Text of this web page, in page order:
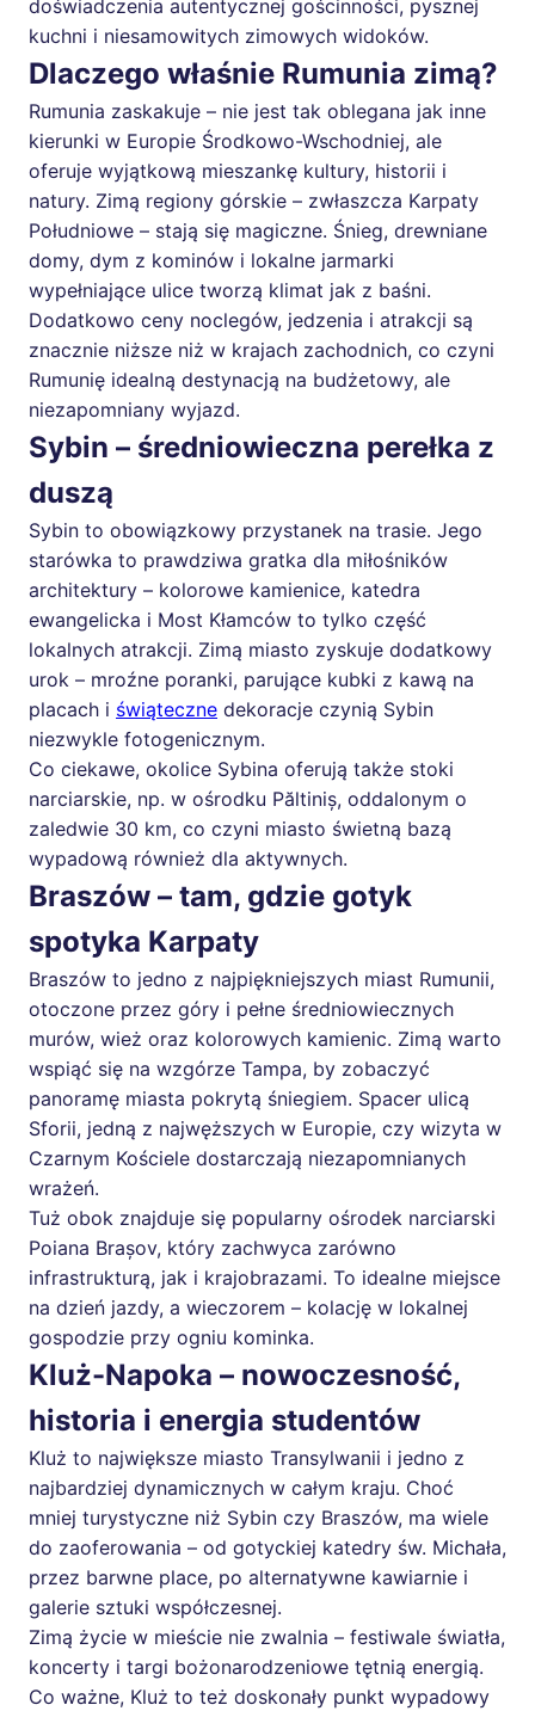
doświadczenia autentycznej gościnności, pysznej
kuchni i niesamowitych zimowych widoków.
Dlaczego właśnie Rumunia zimą?
Rumunia zaskakuje – nie jest tak oblegana jak inne
kierunki w Europie Środkowo-Wschodniej, ale
oferuje wyjątkową mieszankę kultury, historii i
natury. Zimą regiony górskie – zwłaszcza Karpaty
Południowe – stają się magiczne. Śnieg, drewniane
domy, dym z kominów i lokalne jarmarki
wypełniające ulice tworzą klimat jak z baśni.
Dodatkowo ceny noclegów, jedzenia i atrakcji są
znacznie niższe niż w krajach zachodnich, co czyni
Rumunię idealną destynacją na budżetowy, ale
niezapomniany wyjazd.
Sybin – średniowieczna perełka z
duszą
Sybin to obowiązkowy przystanek na trasie. Jego
starówka to prawdziwa gratka dla miłośników
architektury – kolorowe kamienice, katedra
ewangelicka i Most Kłamców to tylko część
lokalnych atrakcji. Zimą miasto zyskuje dodatkowy
urok – mroźne poranki, parujące kubki z kawą na
placach i świąteczne dekoracje czynią Sybin
niezwykle fotogenicznym.
Co ciekawe, okolice Sybina oferują także stoki
narciarskie, np. w ośrodku Păltiniș, oddalonym o
zaledwie 30 km, co czyni miasto świetną bazą
wypadową również dla aktywnych.
Braszów – tam, gdzie gotyk
spotyka Karpaty
Braszów to jedno z najpiękniejszych miast Rumunii,
otoczone przez góry i pełne średniowiecznych
murów, wież oraz kolorowych kamienic. Zimą warto
wspiąć się na wzgórze Tampa, by zobaczyć
panoramę miasta pokrytą śniegiem. Spacer ulicą
Sforii, jedną z najwęższych w Europie, czy wizyta w
Czarnym Kościele dostarczają niezapomnianych
wrażeń.
Tuż obok znajduje się popularny ośrodek narciarski
Poiana Brașov, który zachwyca zarówno
infrastrukturą, jak i krajobrazami. To idealne miejsce
na dzień jazdy, a wieczorem – kolację w lokalnej
gospodzie przy ogniu kominka.
Kluż-Napoka – nowoczesność,
historia i energia studentów
Kluż to największe miasto Transylwanii i jedno z
najbardziej dynamicznych w całym kraju. Choć
mniej turystyczne niż Sybin czy Braszów, ma wiele
do zaoferowania – od gotyckiej katedry św. Michała,
przez barwne place, po alternatywne kawiarnie i
galerie sztuki współczesnej.
Zimą życie w mieście nie zwalnia – festiwale światła,
koncerty i targi bożonarodzeniowe tętnią energią.
Co ważne, Kluż to też doskonały punkt wypadowy